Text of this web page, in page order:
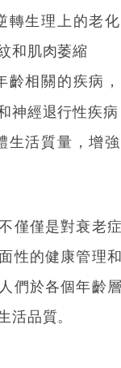
轉生理上的老
和肌肉萎縮
齡相關的疾病
神經退行性疾病
生活質量，增
僅僅是對衰老
性的健康管理
們於各個年齡
活品質。